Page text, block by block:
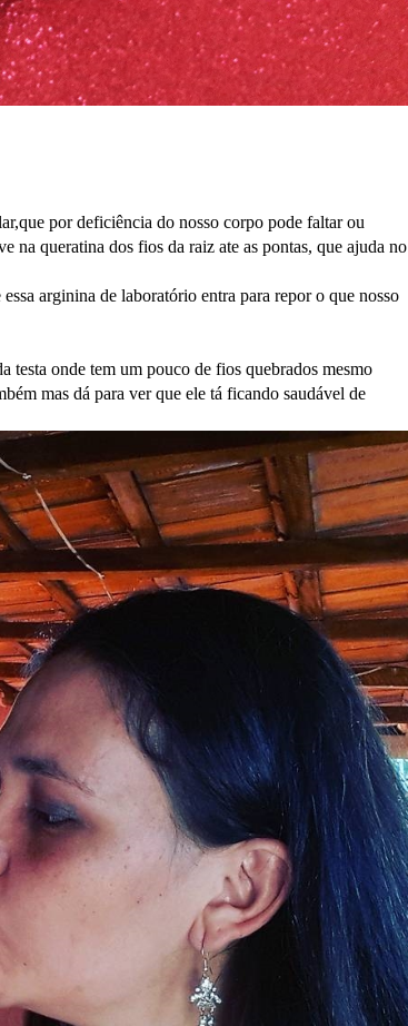
por deficiência do nosso corpo pode faltar ou
na queratina dos fios da raiz ate as pontas, que ajuda no
arginina de laboratório entra para repor o que nosso
testa onde tem um pouco de fios quebrados mesmo
mas dá para ver que ele tá ficando saudável de